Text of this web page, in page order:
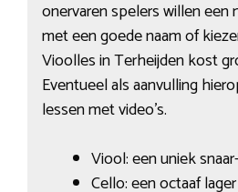
onervaren spelers willen een
met een goede naam of
Vioolles in Terheijden kost
Eventueel als aanvulling
lessen met video’s.
Viool: een uniek
Cello: een octaaf